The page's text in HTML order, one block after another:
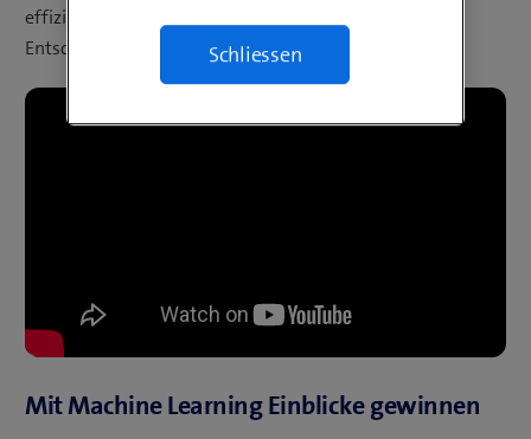
effizienteren Prozessen bis hin zu datenbasierten
Entscheidungen.
Mit Machine Learning Einblicke gewinnen
Schliessen